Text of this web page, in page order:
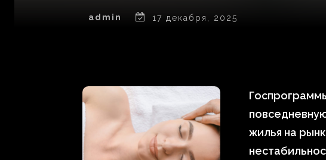
admin 17 декабря, 2025
жилья на